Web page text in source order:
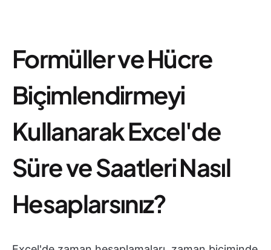
Formüller ve Hücre
Biçimlendirmeyi
Kullanarak Excel'de
Süre ve Saatleri Nasıl
Hesaplarsınız?